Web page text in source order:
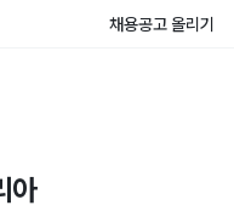
채용공고 올리기
아